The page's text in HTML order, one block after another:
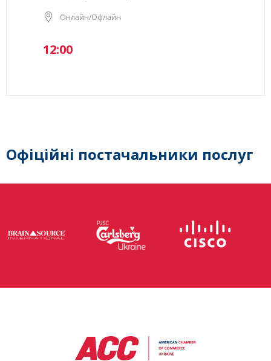
Онлайн/Офлайн
12:00
Офіційні постачальники послуг